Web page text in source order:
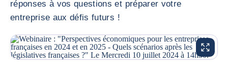
réponses à vos questions et préparer votre
entreprise aux défis futurs !